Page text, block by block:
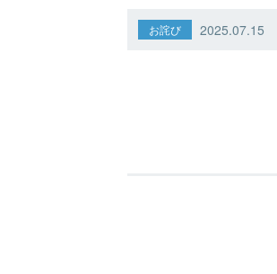
お詫び 2025.07.15